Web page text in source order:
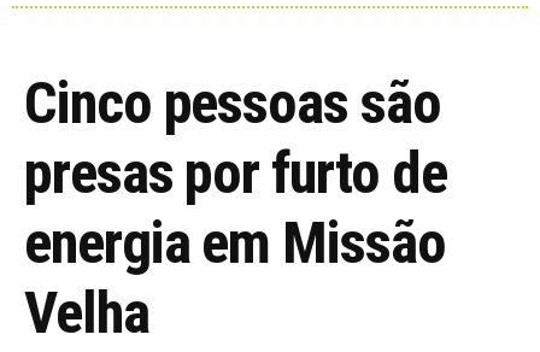
Cinco pessoas são
presas por furto de
energia em Missão
Velha